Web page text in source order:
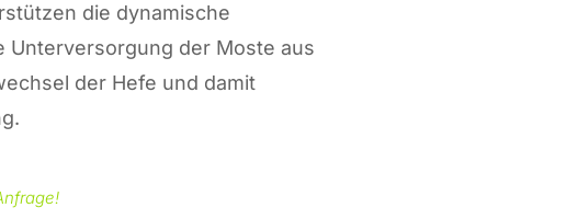
die dynamische
Unterversorgung der Moste aus
der Hefe und damit